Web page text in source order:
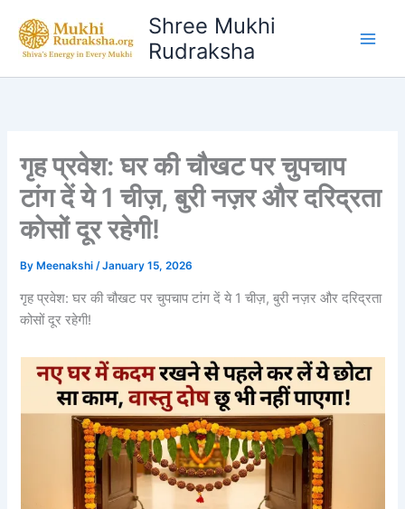
content
Shree Mukhi
Rudraksha
गृह प्रवेश: घर की चौखट पर चुपचाप
टांग दें ये 1 चीज़, बुरी नज़र और दरिद्रता
कोसों दूर रहेगी!
By Meenakshi/January 15, 2026
गृह प्रवेश: घर की चौखट पर चुपचाप टांग दें ये 1 चीज़, बुरी नज़र और दरिद्रता
कोसों दूर रहेगी!